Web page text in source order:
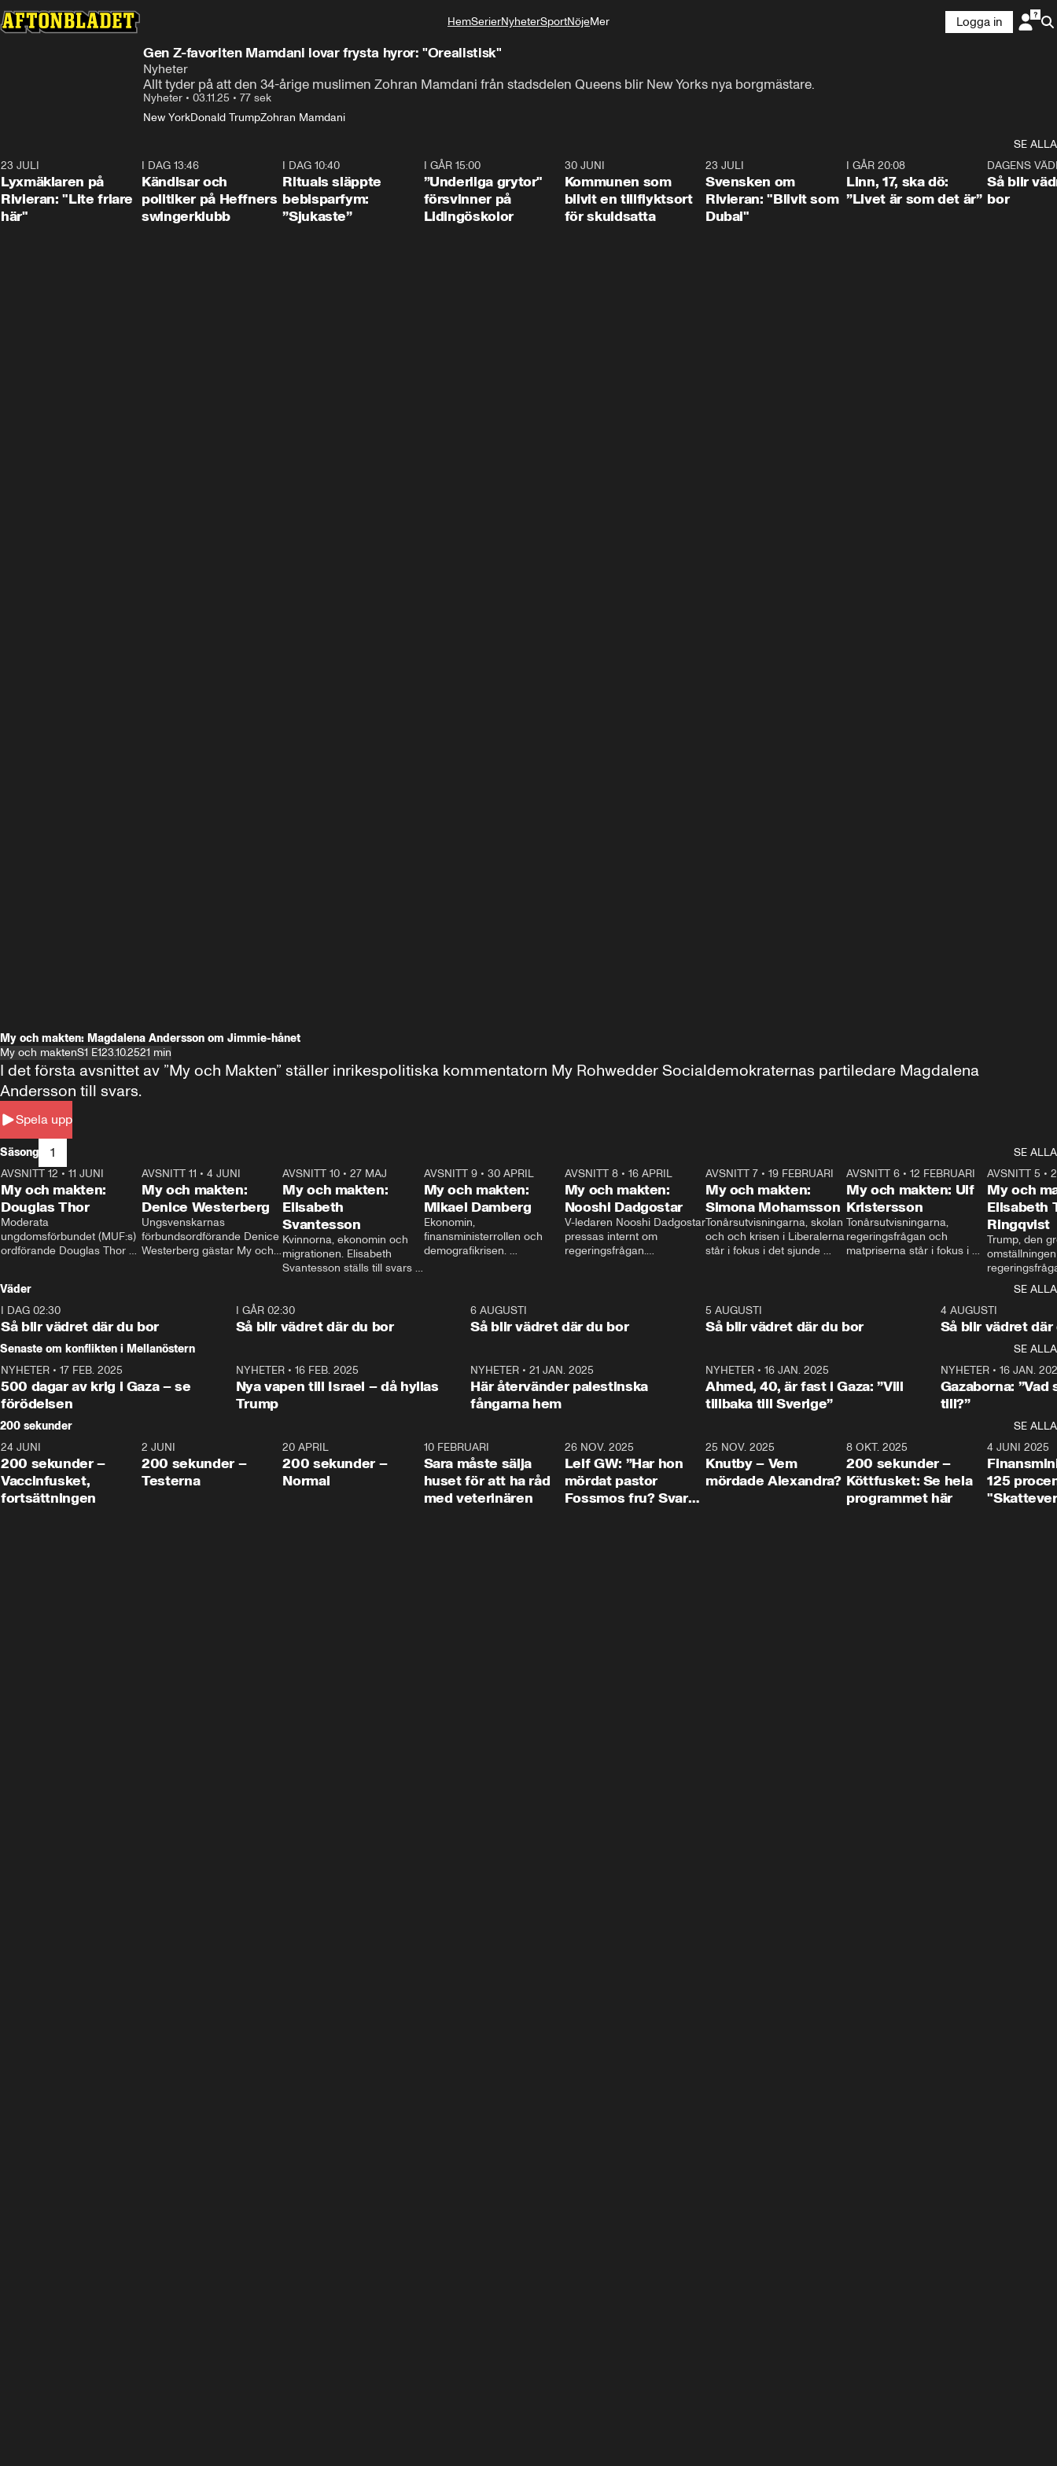
HemSerierNyheterSportNöjeMer
Logga in
Gen Z-favoriten Mamdani lovar frysta hyror: "Orealistisk"
Nyheter
Allt tyder på att den 34-årige muslimen Zohran Mamdani från stadsdelen Queens blir New Yorks nya borgmästare.
Nyheter • 03.11.25 • 77 sek
New YorkDonald TrumpZohran Mamdani
SE ALLA
23 JULI
Lyxmäklaren på
Rivieran: "Lite friare
här"
I DAG 13:46
Kändisar och
politiker på Heffners
swingerklubb
I DAG 10:40
Rituals släppte
bebisparfym:
”Sjukaste”
I GÅR 15:00
”Underliga grytor"
försvinner på
Lidingöskolor
30 JUNI
Kommunen som
blivit en tillflyktsort
för skuldsatta
23 JULI
Svensken om
Rivieran: "Blivit som
Dubai"
I GÅR 20:08
Linn, 17, ska dö:
”Livet är som det är”
DAGENS
Så blir
bor
My och makten: Magdalena Andersson om Jimmie-hånet
My och maktenS1 E123.10.2521 min
Spela upp
I det första avsnittet av ”My och Makten” ställer inrikespolitiska kommentatorn My Rohwedder Socialdemokraternas partiledare Magdalena
Andersson till svars.
Säsong 1
SE ALLA
26:27
AVSNITT 12 • 11 JUNI
My och makten:
Douglas Thor
Moderata
ungdomsförbundet (MUF:s)
ordförande Douglas Thor
tonårsutvisningarna och hur
Moderaterna ska locka
väljare till valet i höst.
23:40
AVSNITT 11 •4 JUNI
My och makten:
Denice Westerberg
Ungsvenskarnas
förbundsordförande Denice
Westerberg gästar My och
AVSNITT 10 •27 MAJ
My och makten:
Elisabeth
Svantesson
Kvinnorna, ekonomin och
migrationen. Elisabeth
Svantesson ställs till svars
AVSNITT 9• 30 APRIL
My och makten:
Mikael Damberg
Ekonomin,
finansministerrollen och
demografikrisen.
och Makten.
AVSNITT 8• 16 APRIL
My och makten:
Nooshi Dadgostar
V-ledaren Nooshi Dadgostar
pressas internt om
regeringsfrågan.
– Vi ställer upp i val. Ska vi
vara med så sitter vi förstås
24:30
AVSNITT 7• 19 FEBRUARI
My och makten:
Simona Mohamsson
Tonårsutvisningarna, skolan
och och krisen i Liberalerna
står i fokus i det sjunde
kommentator My
Rohwedder ställer
utbildnings- och
Mohamsson till svars.
27:30
AVSNITT 6 •12 FEBRUARI
My och makten: Ulf
Kristersson
Tonårsutvisningarna,
regeringsfrågan och
matpriserna står i fokus i
Rohwedder ställer
statsminister Ulf Kristersson
AVSNITT 5 •
My och
Elisabeth
Ringqvist
Trump, den
centrum i
avsnittet av
Makten”. Se
Aftonbladets
Rohwedder
Thand Ring
Väder
SE ALLA
I DAG 02:30
Så blir vädret där du bor
1:06
I GÅR 02:30
Så blir vädret där du bor
6 AUGUSTI
Så blir vädret där du bor
5 AUGUSTI
Så blir vädret där du bor
4 AUGUSTI
Så blir vädret där
Senaste om konflikten i Mellanöstern
SE ALLA
NYHETER • 17 FEB. 2025
500 dagar av krig i Gaza – se
förödelsen
NYHETER• 16 FEB. 2025
Nya vapen till Israel – då hyllas
Trump
NYHETER •21 JAN. 2025
Här återvänder palestinska
fångarna hem
NYHETER• 16 JAN. 2025
Ahmed, 40, är fast i Gaza: ”Vill
tillbaka till Sverige”
NYHETER• 16 JAN.
Gazaborna:
till?”
200 sekunder
SE ALLA
5:00
24 JUNI
200 sekunder –
Vaccinfusket,
fortsättningen
4:23
2 JUNI
200 sekunder –
Testerna
20 APRIL
200 sekunder –
Normal
10 FEBRUARI
Sara måste sälja
huset för att ha råd
med veterinären
26 NOV. 2025
Leif GW: ”Har hon
mördat pastor
Fossmos fru? Svar
31:05
25 NOV. 2025
Knutby – Vem
mördade Alexandra?
4:29
8 OKT. 2025
200 sekunder –
Köttfusket: Se hela
programmet här
4 JUNI 2025
125